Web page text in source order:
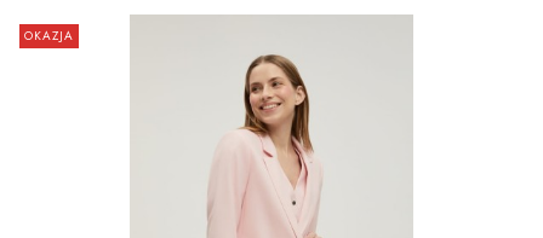
ZOBACZ PRODUKT
OKAZJA